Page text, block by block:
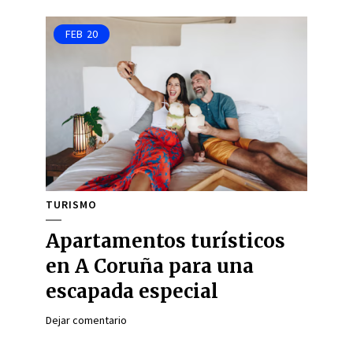
FEB 20
TURISMO
Apartamentos turísticos
en A Coruña para una
escapada especial
Dejar comentario